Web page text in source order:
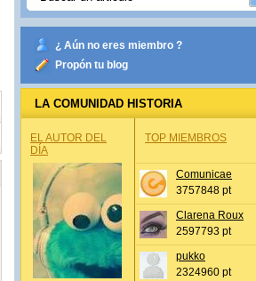
¿ Aún no eres miembro ?
Propón tu blog
LA COMUNIDAD HISTORIA
EL AUTOR DEL
DÍA
TOP MIEMBROS
Comunicae
3757848 pt
Clarena Roux
2597793 pt
pukko
2324960 pt